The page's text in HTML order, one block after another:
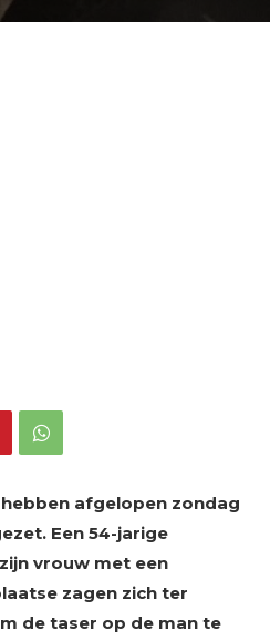
afgelopen zondag
Een 54-jarige
vrouw met een
zagen zich ter
de taser op de man te